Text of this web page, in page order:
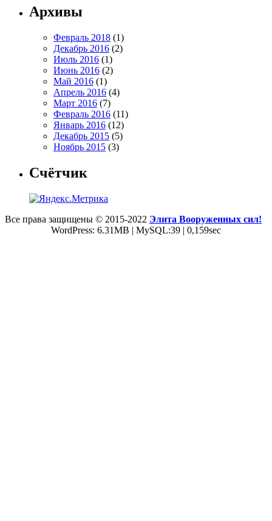
Архивы
Февраль 2018 (1)
Декабрь 2016 (2)
Июль 2016 (1)
Июнь 2016 (2)
Май 2016 (1)
Апрель 2016 (4)
Март 2016 (7)
Февраль 2016 (11)
Январь 2016 (12)
Декабрь 2015 (5)
Ноябрь 2015 (3)
Счётчик
Все права защищены © 2015-2022 Элита Вооруженных сил!
WordPress: 6.31MB | MySQL:39 | 0,159sec